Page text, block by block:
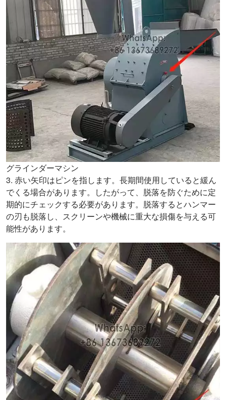
グラインダーマシン
3. 赤い矢印はピンを指します。長期間使用していると緩ん
でくる場合があります。したがって、脱落を防ぐために定
期的にチェックする必要があります。脱落するとハンマー
の刃も脱落し、スクリーンや機械に重大な損傷を与える可
能性があります。